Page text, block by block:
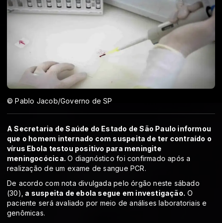
© Pablo Jacob/Governo de SP
A Secretaria de Saúde do Estado de São Paulo informou
que o homem internado com suspeita de ter contraído o
vírus Ebola testou positivo para meningite
meningocócica.O diagnóstico foi confirmado após a
realização de um exame de sangue PCR.
De acordo com nota divulgada pelo órgão neste sábado
(30), a suspeita de ebola segue em investigação. O
paciente será avaliado por meio de análises laboratoriais e
genômicas.